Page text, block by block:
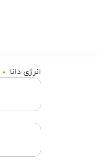
انرژی دانا